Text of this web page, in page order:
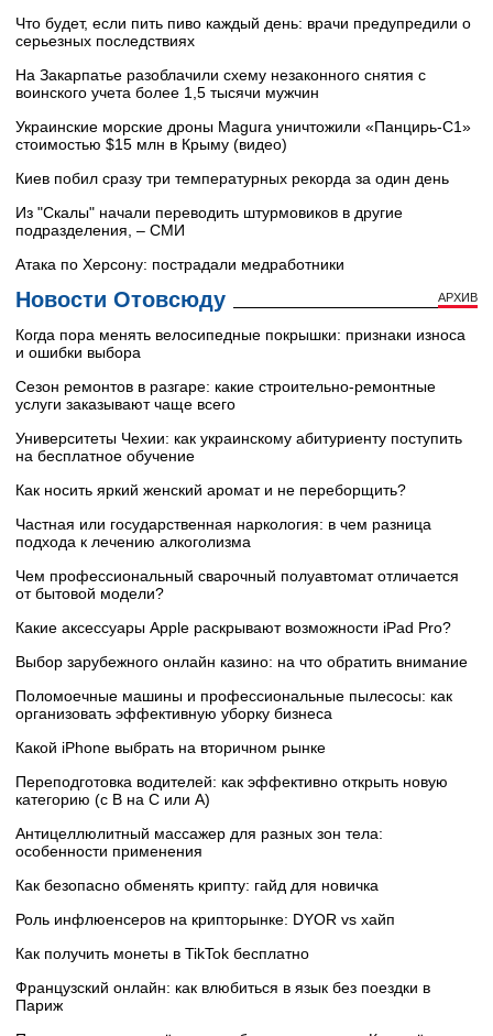
Что будет, если пить пиво каждый день: врачи предупредили о
серьезных последствиях
На Закарпатье разоблачили схему незаконного снятия с
воинского учета более 1,5 тысячи мужчин
Украинские морские дроны Magura уничтожили «Панцирь-С1»
стоимостью $15 млн в Крыму (видео)
Киев побил сразу три температурных рекорда за один день
Из "Скалы" начали переводить штурмовиков в другие
подразделения, – СМИ
Атака по Херсону: пострадали медработники
Новости Отовсюду АРХИВ
Когда пора менять велосипедные покрышки: признаки износа
и ошибки выбора
Сезон ремонтов в разгаре: какие строительно-ремонтные
услуги заказывают чаще всего
Университеты Чехии: как украинскому абитуриенту поступить
на бесплатное обучение
Как носить яркий женский аромат и не переборщить?
Частная или государственная наркология: в чем разница
подхода к лечению алкоголизма
Чем профессиональный сварочный полуавтомат отличается
от бытовой модели?
Какие аксессуары Apple раскрывают возможности iPad Pro?
Выбор зарубежного онлайн казино: на что обратить внимание
Поломоечные машины и профессиональные пылесосы: как
организовать эффективную уборку бизнеса
Какой iPhone выбрать на вторичном рынке
Переподготовка водителей: как эффективно открыть новую
категорию (с B на C или А)
Антицеллюлитный массажер для разных зон тела:
особенности применения
Как безопасно обменять крипту: гайд для новичка
Роль инфлюенсеров на крипторынке: DYOR vs хайп
Как получить монеты в TikTok бесплатно
Французский онлайн: как влюбиться в язык без поездки в
Париж